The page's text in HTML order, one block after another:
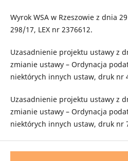
Wyrok WSA w Rzeszowie z dnia
298/17, LEX nr 2376612.
Uzasadnienie projektu ustawy z
zmianie ustawy – Ordynacja
niektórych innych ustaw, druk nr
Uzasadnienie projektu ustawy z
zmianie ustawy – Ordynacja
niektórych innych ustaw, druk nr